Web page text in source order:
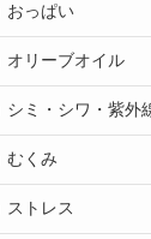
おっぱい
オリーブオイル
シミ・シワ・紫外
むくみ
ストレス